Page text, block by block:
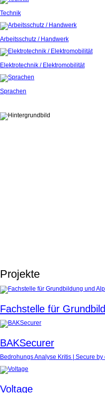
Technik
Arbeitsschutz / Handwerk
Elektrotechnik / Elektromobilität
Sprachen
Projekte
Fachstelle für
BAKSecurer
Bedrohungs Analyse Kritis | Secure by
Voltage